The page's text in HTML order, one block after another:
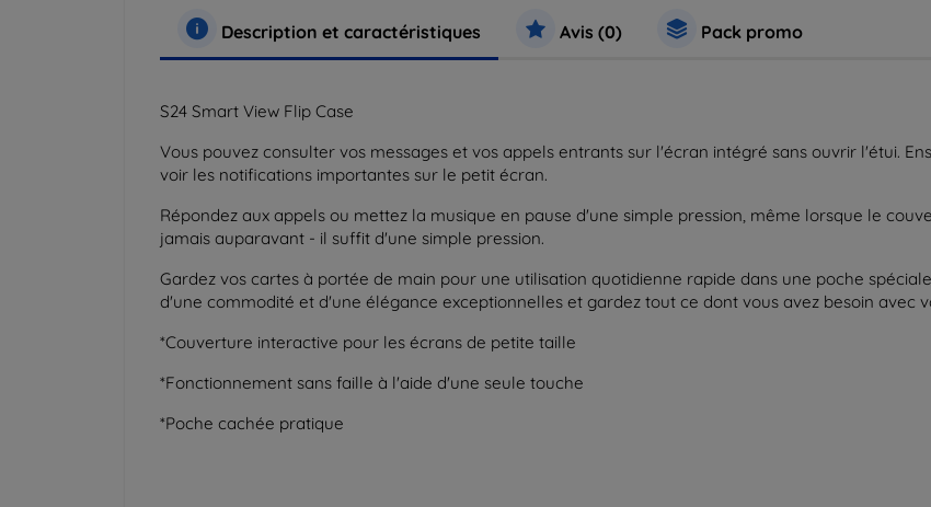
Description et caractéristiques Avis (0) Pack promo
S24 Smart View Flip Case
Vous pouvez consulter vos messages et vos appels entrants sur l'écran intégré sans ouvrir l'étui.
voir les notifications importantes sur le petit écran.
Répondez aux appels ou mettez la musique en pause d'une simple pression, même lorsque le
jamais auparavant - il suffit d'une simple pression.
Gardez vos cartes à portée de main pour une utilisation quotidienne rapide dans une poche
d'une commodité et d'une élégance exceptionnelles et gardez tout ce dont vous avez besoin avec
*Couverture interactive pour les écrans de petite taille
*Fonctionnement sans faille à l'aide d'une seule touche
*Poche cachée pratique